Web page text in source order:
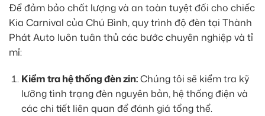
Để đảm bảo chất lượng và an toàn tuyệt đối cho chiếc
Kia Carnival của Chú Bình, quy trình độ đèn tại Thành
Phát Auto luôn tuân thủ các bước chuyên nghiệp và tỉ
mỉ:
Kiểm tra hệ thống đèn zin:Chúng tôi sẽ kiểm tra kỹ
lưỡng tình trạng đèn nguyên bản, hệ thống điện và
các chi tiết liên quan để đánh giá tổng thể.